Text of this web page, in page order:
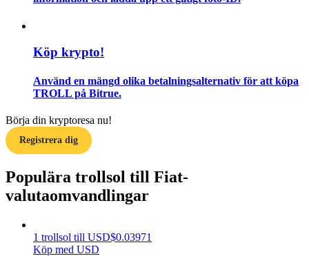
Tjäna
Köp krypto!
Använd en mängd olika betalningsalternativ för att köpa
TROLL på Bitrue.
Börja din kryptoresa nu!
Registrera dig
Populära trollsol till Fiat-
valutaomvandlingar
1 trollsol till USD$0.03971
Köp med USD